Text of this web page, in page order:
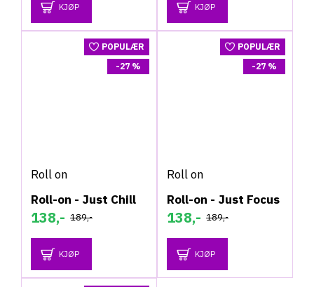
KJØP KJØP
POPULÆR
-27 %
Roll on
Roll-on - Just Chill
138,- 189,-
KJØP
POPULÆR
-27 %
Roll on
Roll-on - Just Focus
138,- 189,-
KJØP